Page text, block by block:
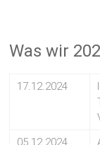
Was wir
17.12.2024
05.12.2024